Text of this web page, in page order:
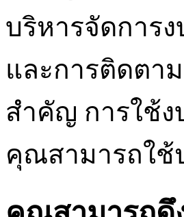
บริหารจัดการ
และการติดตา
สำคัญ การใช้
คุณสามารถใช้